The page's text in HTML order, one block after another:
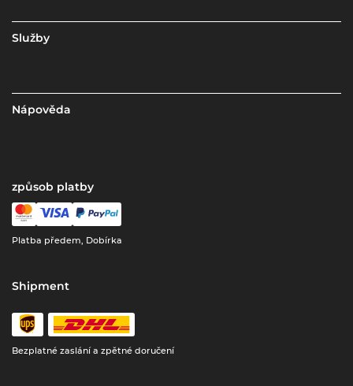
Služby
Nápověda
způsob platby
Platba předem, Dobírka
Shipment
Bezplatné zaslání a zpětné doručení